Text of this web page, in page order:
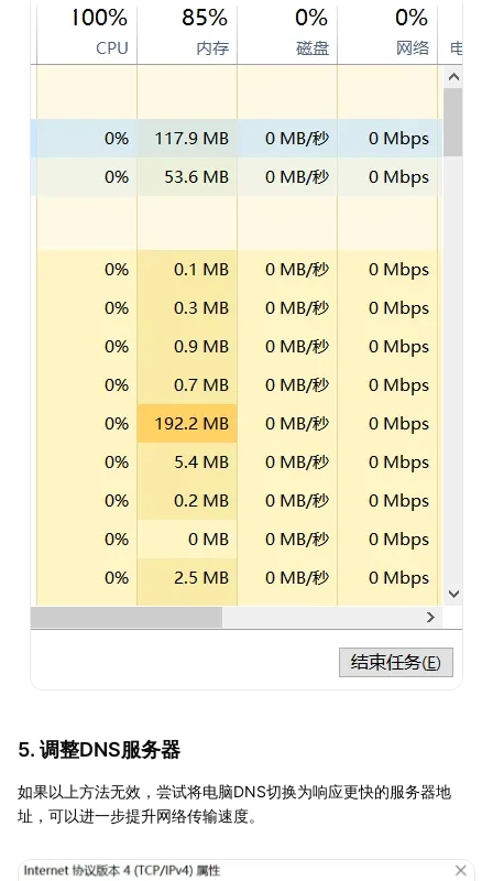
5. 调整DNS服务器
如果以上方法无效，尝试将电脑DNS切换为响应更快的服务器地
址，可以进一步提升网络传输速度。